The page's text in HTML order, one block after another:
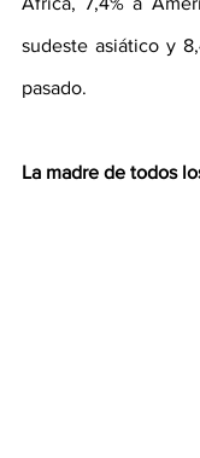
sudeste asiático y
pasado.
La madre de todos